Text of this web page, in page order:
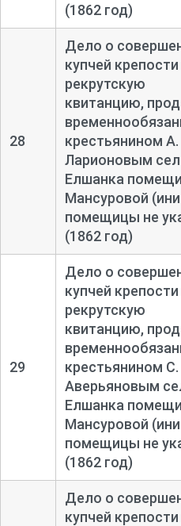
(1862 год)
28
Дело о
купчей крепости
рекрутскую
квитанцию,
крестьянином А.
Ларионовым
Елшанка
Мансуровой
помещицы не
(1862 год)
29
Дело о
купчей крепости
рекрутскую
квитанцию,
крестьянином С.
Аверьяновым
Елшанка
Мансуровой
помещицы не
(1862 год)
Дело о
купчей крепости